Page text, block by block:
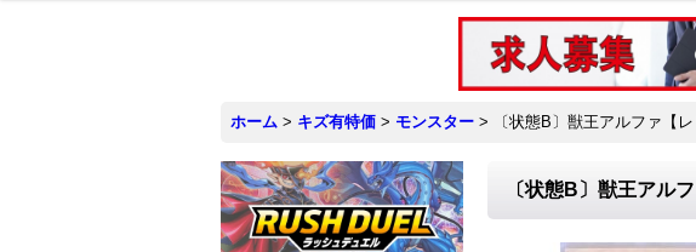
ホーム > キズ有特価 > モンスター > 〔状態B〕獣王アルファ【
〔状態B〕獣王アル